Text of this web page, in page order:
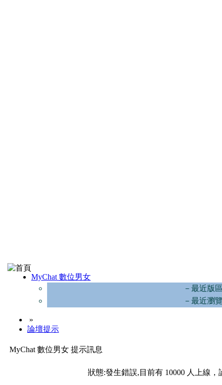
MyChat 數位男女
－最近版
－最近瀏
»
論壇提示
MyChat 數位男女 提示訊息
狀態:發生錯誤,目前有 10000 人上線